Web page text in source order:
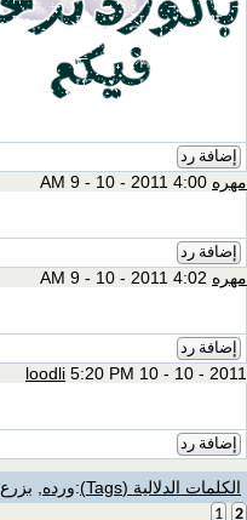
إضافة رد
مهره
إضافة رد
مهره
إضافة رد
loodli 5:20 PM 10 - 10 - 2011
إضافة رد
الكلمات الدلالية (Tags) :ورده بزرع
1 2